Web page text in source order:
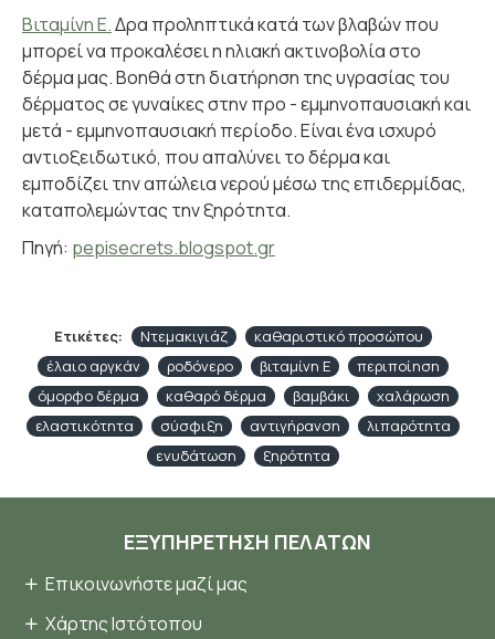
Βιταμίνη Ε.Δρα προληπτικά κατά των βλαβών που
μπορεί να προκαλέσει η ηλιακή ακτινοβολία στο
δέρμα μας. Βοηθά στη διατήρηση της υγρασίας του
δέρματος σε γυναίκες στην προ - εμμηνοπαυσιακή και
μετά - εμμηνοπαυσιακή περίοδο. Είναι ένα ισχυρό
αντιοξειδωτικό, που απαλύνει το δέρμα και
εμποδίζει την απώλεια νερού μέσω της επιδερμίδας,
καταπολεμώντας την ξηρότητα.
Πηγή: pepisecrets.blogspot.gr
Ετικέτες: Ντεμακιγιάζ
καθαριστικό προσώπου
έλαιο αργκάν
ροδόνερο βιταμίνη Ε
περιποίηση
όμορφο δέρμα
καθαρό δέρμα βαμβάκι
χαλάρωση
ελαστικότητα
σύσφιξη αντιγήρανση
λιπαρότητα
ενυδάτωση
ξηρότητα
ΕΞΥΠΗΡΈΤΗΣΗ ΠΕΛΑΤΏΝ
Επικοινωνήστε μαζί μας
Χάρτης Ιστότοπου